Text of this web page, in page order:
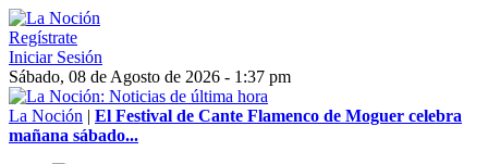
Regístrate
Iniciar Sesión
Sábado, 08 de Agosto de 2026 - 1:37 pm
La Noción | El Festival de Cante Flamenco de Moguer celebra
mañana sábado...